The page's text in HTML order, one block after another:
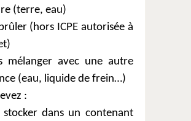
(terre, eau)
(hors ICPE autorisée à
mélanger avec une autre
(eau, liquide de frein…)
:
stocker dans un contenant